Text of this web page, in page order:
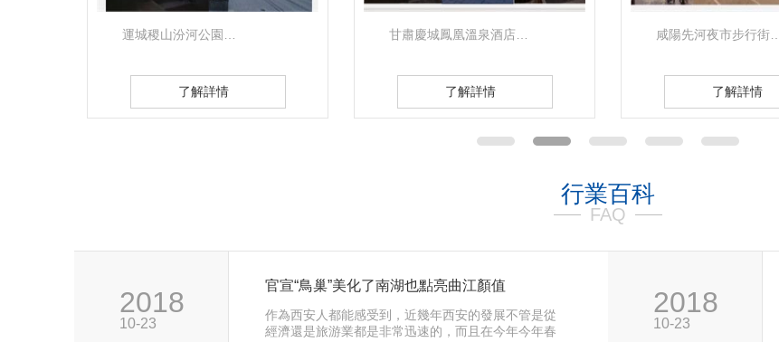
甘肅慶城鳳凰溫泉酒店…
了解詳情
咸陽先河夜市步行街…
了解詳情
西安高新區體育之窗…
了解詳情
行業百科
FAQ
2018
10-23
官宣“鳥巢”美化了南湖也點亮曲江顏值
作為西安人都能感受到，近幾年西安的發展不管是從
經濟還是旅游業都是非常迅速的，而且在今年今年春
2018
10-23